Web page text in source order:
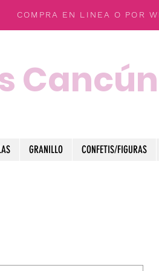
COMPRA EN LINEA O POR
Cancún
GRANILLO CONFETIS/FIGURAS